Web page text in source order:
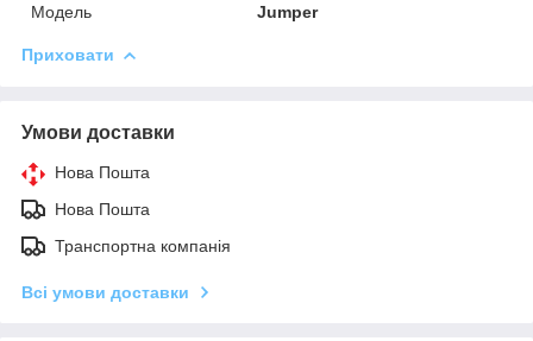
Модель
Jumper
Приховати
Умови доставки
Нова Пошта
Нова Пошта
Транспортна компанія
Всі умови доставки